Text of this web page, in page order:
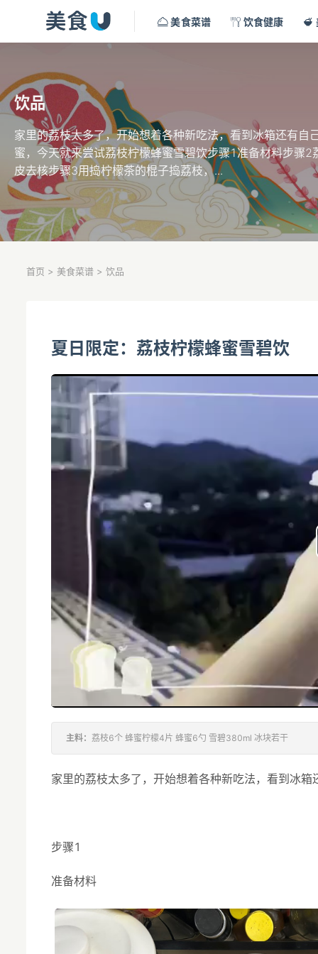
美食菜谱 饮食健康
饮品
家里的荔枝太多了，开始想着各种新吃法，看到冰箱还有自
蜜，今天就来尝试荔枝柠檬蜂蜜雪碧饮步骤1准备材料步骤2
皮去核步骤3用捣柠檬茶的棍子捣荔枝，...
首页 > 美食菜谱 > 饮品
夏日限定：荔枝柠檬蜂蜜雪碧饮
主料： 荔枝6个 蜂蜜柠檬4片 蜂蜜6勺 雪碧380ml 冰块若干
家里的荔枝太多了，开始想着各种新吃法，看到冰
步骤1
准备材料